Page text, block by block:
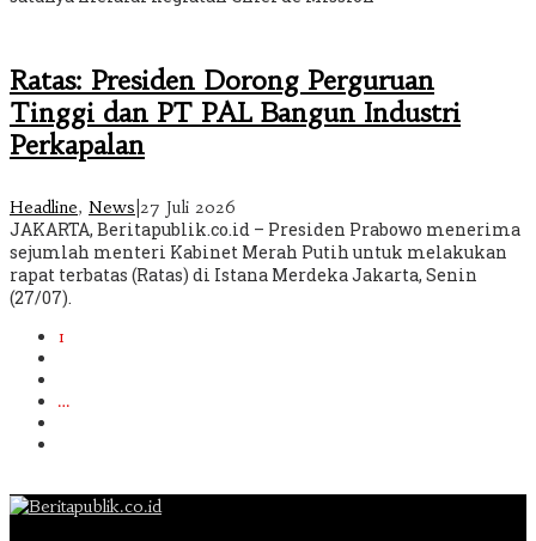
Ratas: Presiden Dorong Perguruan
Tinggi dan PT PAL Bangun Industri
Perkapalan
Headline, News 27 Juli 2026
JAKARTA, Beritapublik.co.id – Presiden Prabowo menerima
sejumlah menteri Kabinet Merah Putih untuk melakukan
rapat terbatas (Ratas) di Istana Merdeka Jakarta, Senin
(27/07).
1
…